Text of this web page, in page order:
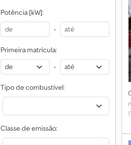
Potência [kW]:
-
Primeira matrícula:
-
Tipo de combustível:
Classe de emissão: